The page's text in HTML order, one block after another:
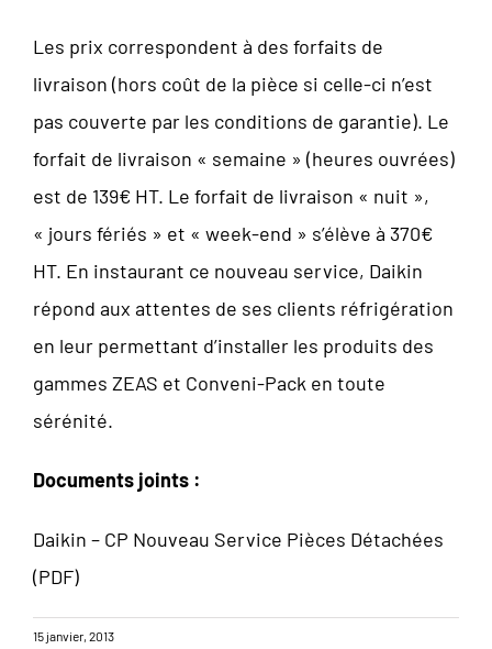
Les prix correspondent à des forfaits de
livraison (hors coût de la pièce si celle-ci n’est
pas couverte par les conditions de garantie). Le
forfait de livraison « semaine » (heures ouvrées)
est de 139€ HT. Le forfait de livraison « nuit »,
« jours fériés » et « week-end » s’élève à 370€
HT. En instaurant ce nouveau service, Daikin
répond aux attentes de ses clients réfrigération
en leur permettant d’installer les produits des
gammes ZEAS et Conveni-Pack en toute
sérénité.
Documents joints :
Daikin – CP Nouveau Service Pièces Détachées
(PDF)
15 janvier, 2013